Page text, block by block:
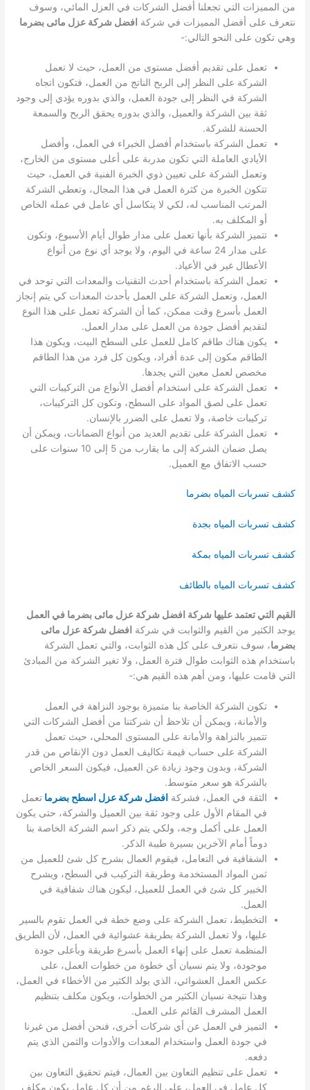
من المميزات التي تجعلنا أفضل الشركات في العزل المائي، وسوف
نتعرف على أفضل المميزات في شركة افضل شركة عزل مائى بضرما
وهي تكون على النحو التالي:-
تعمل على تقديم أفضل مستوى من العمل، حيث لا تعمل
الشركة على النظر إلى الربح الناتج من العمل، فتكون اتجاه
الشركة في النظر إلى جودة العمل، والذي بدوره يؤدي إلى وجود
ثقة بين الشركة والعميل، والذي بدوره يحقق الربح والسمعة
الحسنة للشركة.
تعمل الشركة باستخدام أفضل الخبراء في العمل، وأفضل
الأيادي العاملة التي تكون مدربة على أعلى مستوى من الخارج،
وتعمل الشركة على تعيين ذوي الخبرة الفنية في العمل، حيث
تتكون الخبرة من كثرة العمل في هذا المجال، وتعطي الشركة
المرتب المناسب له، لكي لا يتكاسل أي عامل في عمله الخاص
أو المكلف به.
تتميز الشركة بأنها تعمل على مدار طوال أيام الأسبوع، وتكون
على مدار 24 ساعة في اليوم، ولا يوجد أي نوع من أنواع
الأعطال غير في الأعياد.
تعمل الشركة باستخدام أحدث التقنيات والمعدات التي توحد في
العمل، وتعمل الشركة على العمل بأحدث المعدات كي يتم إنجاز
العمل بأسرع وقت ممكن، كما أن الشركة تعمل على هذا النوع
لتقديم أفضل جودة من العمل على مدار العمل.
يكون هناك طاقم كامل للعمل على السطح البيت، ويكون هذا
الطاقم مكون إلى عدة أفراد، ويكون كل فرد من هذا الطاقم
مخصص لعمل معين التي يجدها.
تعمل الشركة على استخدام أفضل الأنواع من التركيبات التي
تعمل على لصق المواد على السطح، وتكون كل التركيبات،
تركيبات خاصة، ولا تعمل على الضرر بالإنسان.
تعمل الشركة على تقديم العديد من أنواع الضمانات، ويمكن أن
يصل ضمان الشركة إلى ما يقارب من 5 إلى 10 سنوات على
حسب الاتفاق مع العميل.
كشف تسربات المياه بضرما
كشف تسربات المياه بجدة
كشف تسربات المياه بمكة
كشف تسربات المياه بالطائف
القيم التي تعتمد عليها شركة افضل شركة عزل مائى بضرما في العمل
يوجد الكثير من القيم والثوابت في شركة افضل شركة عزل مائى
بضرما، سوف نتعرف على كل هذه الثوابت، والتي تعمل الشركة
باستخدام هذه الثوابت طوال فترة العمل، ولا تغير الشركة من المبادئ
التي قامت عليها، ومن أهم هذه القيم هي:-
تكون الشركة الخاصة بنا متميزة بوجود النزاهة في العمل
والأمانة، ويمكن أن تلاحظ أن شركتنا من أفضل الشركات التي
تتميز بالنزاهة والأمانة على المستوى المحلي، حيث تعمل
الشركة على حساب قيمة تكاليف العمل دون الإنقاص من قدر
الشركة، وبدون وجود زيادة عن العميل، فيكون السعر الخاص
بالشركة هو سعر متوسط.
الثقة في العمل، فشركة افضل شركة عزل اسطح بضرماتعمل
في المقام الأول على وجود ثقة بين العميل والشركة، حتى يكون
العمل على أكمل وجه، ولكي يتم ذكر اسم الشركة الخاصة بنا
دوماً أمام الآخرين بسيرة طيبة الذكر.
الشفافية في التعامل، فيقوم العمال بشرح كل شئ للعميل من
ثمن المواد المستخدمة وطريقة التركيب في السطح، ويشرح
الخبير كل شئ في العمل للعميل، ليكون هناك شفافية في
العمل.
التخطيط، تعمل الشركة على وضع خطة في العمل تقوم بالسير
عليها، ولا تعمل الشركة بطريقة عشوائية في العمل، لأن الطريق
المنظمة تعمل على إنهاء العمل بأسرع طريقة وبأعلى جودة
موجودة، ولا يتم نسيان أي خطوة من خطوات العمل، على
عكس العمل العشوائي، الذي يولد الكثير من الأخطاء في العمل،
وهذا نتيجة نسيان الكثير من الخطوات، ويكون مكلف بتنظيم
العمل المشرف القائم على العمل.
التميز في العمل عن أي شركات أخرى، فنحن أفضل من غيرنا
في جودة العمل واستخدام المعدات والأدوات والثمن الذي يتم
دفعه.
تعمل على تنظيم التعاون بين العمال، فيتم تحقيق التعاون بين
كل عامل في العمل، على الرغم من أن كل عامل يكون مكلف